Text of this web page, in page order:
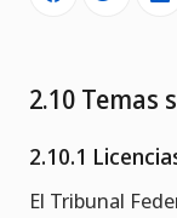
2.10 Temas
2.10.1
El Tribunal